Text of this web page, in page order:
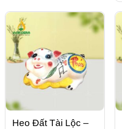
Heo Đất Tài Lộc –